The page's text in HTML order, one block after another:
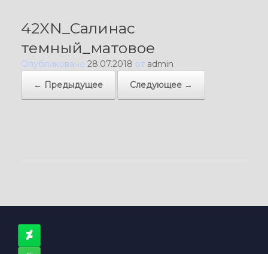
42XN_Салинас
темный_матовое
Опубликовано 28.07.2018 от admin
← Предыдущее
Следующее →